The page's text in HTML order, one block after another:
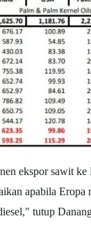
ekspor sawit
apabila
tutup